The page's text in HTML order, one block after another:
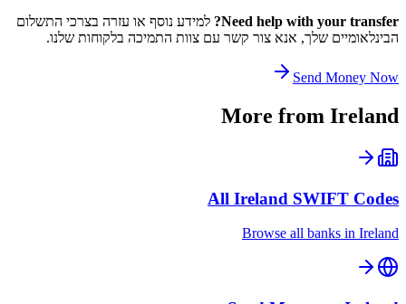
Need help with your transfer?
למידע נוסף או עזרה בצרכי התשלום
הבינלאומיים שלך, אנא צור קשר עם צוות התמיכה בלקוחות שלנו.
Send Money Now
More from Ireland
All Ireland SWIFT Codes
Browse all banks in Ireland